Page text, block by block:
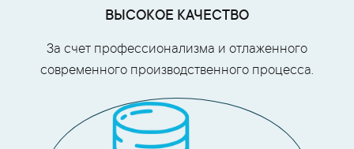
ВЫСОКОЕ КАЧЕСТВО
За счет профессионализма и отлаженного
современного производственного процесса.